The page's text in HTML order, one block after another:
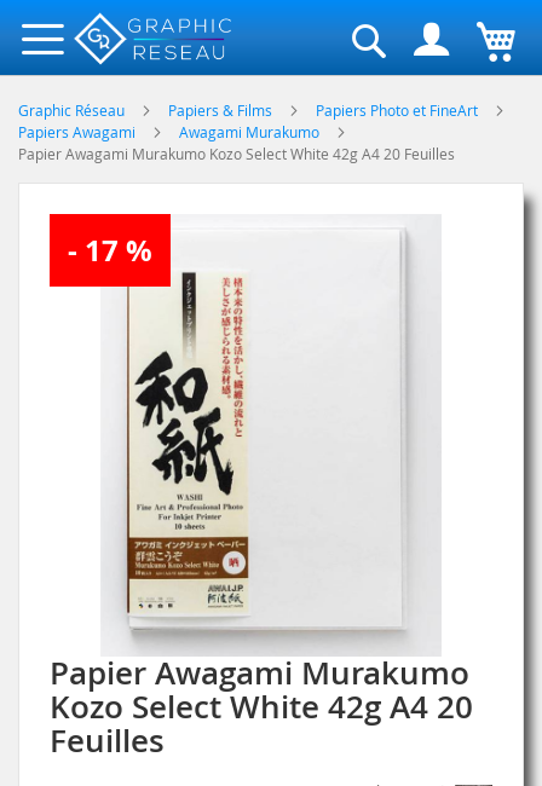
Rechercher
Graphic Réseau Papiers & Films
Papiers Photo et FineArt
Papiers Awagami
Awagami Murakumo
Papier Awagami Murakumo Kozo Select White 42g A4 20 Feuilles
Papier Awagami Murakumo
Kozo Select White 42g A4 20
Feuilles
- 17 %
Skip
to
the
beginning